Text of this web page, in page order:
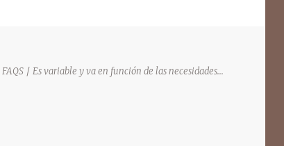
FAQS Es variable y va en función de las necesidades...